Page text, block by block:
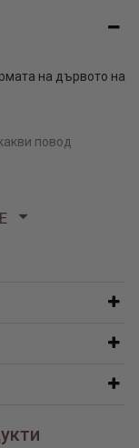
на дървото на
повод
тук.
качество на
жена, която